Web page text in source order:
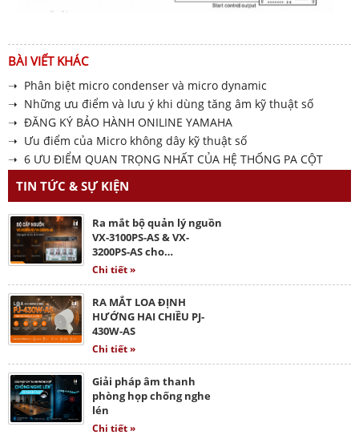
BÀI VIẾT KHÁC
➝ Phân biệt micro condenser và micro dynamic
➝ Những ưu điểm và lưu ý khi dùng tăng âm kỹ thuật số
➝ ĐĂNG KÝ BẢO HÀNH ONILINE YAMAHA
➝ Ưu điểm của Micro không dây kỹ thuật số
➝ 6 ƯU ĐIỂM QUAN TRỌNG NHẤT CỦA HỆ THỐNG PA CỘT
TIN TỨC & SỰ KIỆN
Ra mắt bộ quản lý nguồn
VX-3100PS-AS & VX-
3200PS-AS cho…
Chi tiết »
RA MẮT LOA ĐỊNH
HƯỚNG HAI CHIỀU PJ-
430W-AS
Chi tiết »
Giải pháp âm thanh
phòng họp chống nghe
lén
Chi tiết »